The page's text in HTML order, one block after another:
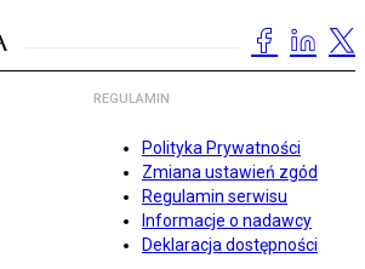
REGULAMIN
Polityka Prywatności
Zmiana ustawień zgód
Regulamin serwisu
Informacje o nadawcy
Deklaracja dostępności